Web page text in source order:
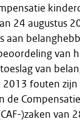
24 augustus
aan
van
van
2013 fouten
de
)zaken van